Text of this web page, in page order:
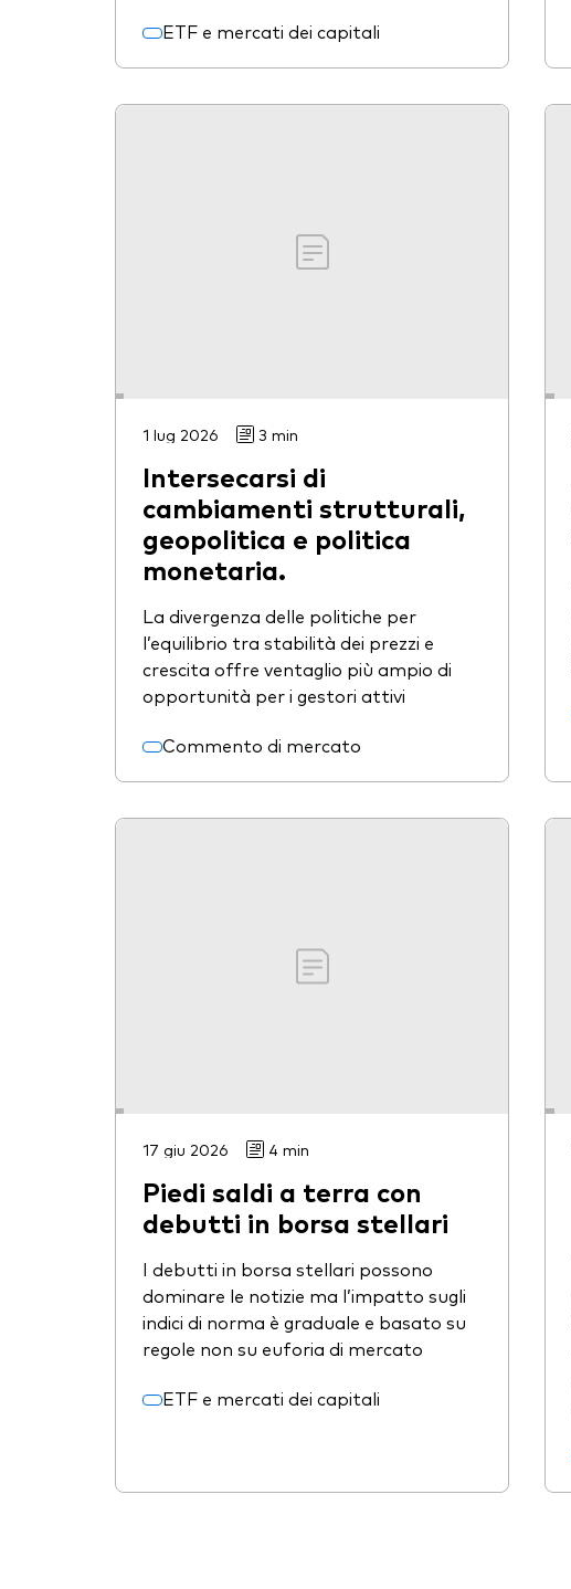
ETF e mercati dei capitali
1 lug 2026 3 min
Intersecarsi di
cambiamenti strutturali,
geopolitica e politica
monetaria.
La divergenza delle politiche per
l’equilibrio tra stabilità dei prezzi e
crescita offre ventaglio più ampio di
opportunità per i gestori attivi
Commento di mercato
17 giu 2026 4 min
Piedi saldi a terra con
debutti in borsa stellari
I debutti in borsa stellari possono
dominare le notizie ma l’impatto sugli
indici di norma è graduale e basato su
regole non su euforia di mercato
ETF e mercati dei capitali